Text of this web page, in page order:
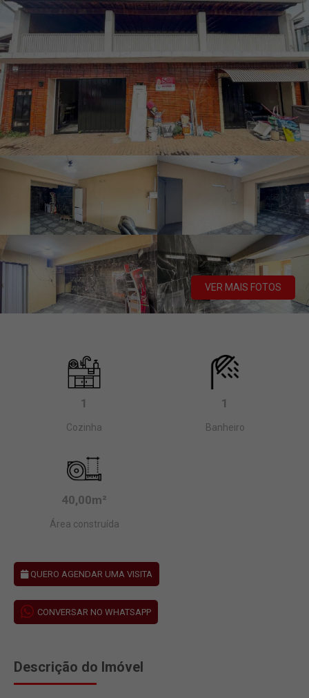
VER MAIS FOTOS
1
Cozinha
1
Banheiro
40,00m²
Área construída
QUERO AGENDAR UMA VISITA
CONVERSAR NO WHATSAPP
Descrição do Imóvel